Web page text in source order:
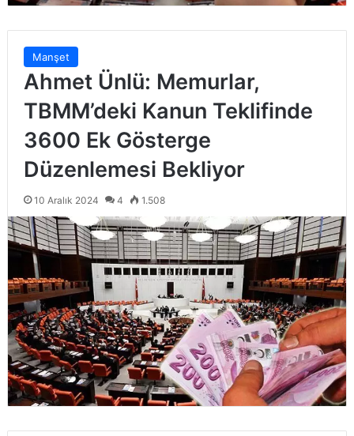
Manşet
Ahmet Ünlü: Memurlar,
TBMM’deki Kanun Teklifinde
3600 Ek Gösterge
Düzenlemesi Bekliyor
10 Aralık 2024 4 1.508